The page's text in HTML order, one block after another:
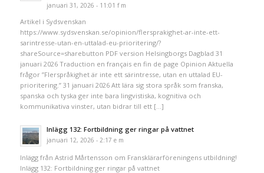
januari 31, 2026 - 11:01 f m
Artikel i Sydsvenskan
https://www.sydsvenskan.se/opinion/flersprakighet-ar-inte-ett-
sarintresse-utan-en-uttalad-eu-prioritering/?
shareSource=sharebutton PDF version Helsingborgs Dagblad 31
januari 2026 Traduction en français en fin de page Opinion Aktuella
frågor ”Flerspråkighet är inte ett särintresse, utan en uttalad EU-
prioritering.” 31 januari 2026 Att lära sig stora språk som franska,
spanska och tyska ger inte bara lingvistiska, kognitiva och
kommunikativa vinster, utan bidrar till ett […]
Inlägg 132: Fortbildning ger ringar på vattnet
januari 12, 2026 - 2:17 e m
Inlägg från Astrid Mårtensson om Fransklärarföreningens utbildning!
Inlägg 132: Fortbildning ger ringar på vattnet